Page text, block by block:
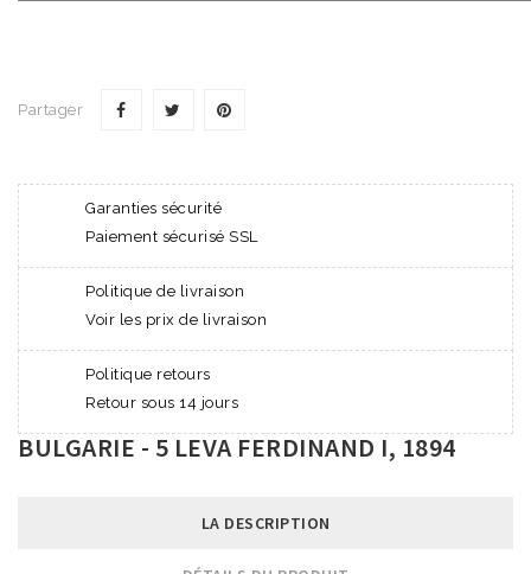
Partager
Garanties sécurité
Paiement sécurisé SSL
Politique de livraison
Voir les prix de livraison
Politique retours
Retour sous 14 jours
BULGARIE - 5 LEVA FERDINAND I, 1894
LA DESCRIPTION